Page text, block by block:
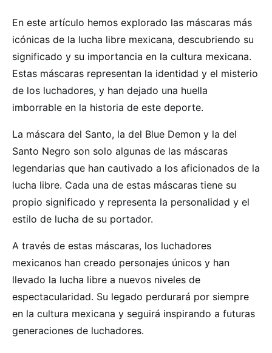
En este artículo hemos explorado las máscaras más
icónicas de la lucha libre mexicana, descubriendo su
significado y su importancia en la cultura mexicana.
Estas máscaras representan la identidad y el misterio
de los luchadores, y han dejado una huella
imborrable en la historia de este deporte.
La máscara del Santo, la del Blue Demon y la del
Santo Negro son solo algunas de las máscaras
legendarias que han cautivado a los aficionados de la
lucha libre. Cada una de estas máscaras tiene su
propio significado y representa la personalidad y el
estilo de lucha de su portador.
A través de estas máscaras, los luchadores
mexicanos han creado personajes únicos y han
llevado la lucha libre a nuevos niveles de
espectacularidad. Su legado perdurará por siempre
en la cultura mexicana y seguirá inspirando a futuras
generaciones de luchadores.